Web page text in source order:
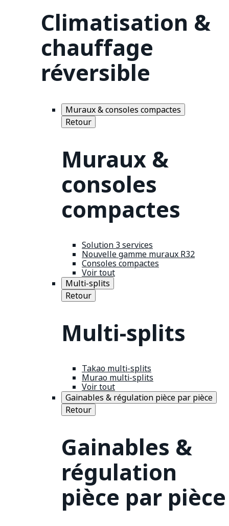
Climatisation &
chauffage
réversible
Muraux & consoles compactes
Retour
Muraux &
consoles
compactes
Solution 3 services
Nouvelle gamme muraux R32
Consoles compactes
Voir tout
Multi-splits
Retour
Multi-splits
Takao multi-splits
Murao multi-splits
Voir tout
Gainables & régulation pièce par pièce
Retour
Gainables &
régulation
pièce par pièce